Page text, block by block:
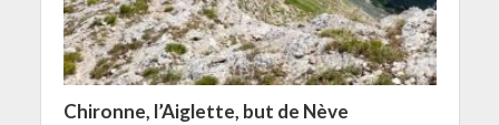
Chironne, l’Aiglette, but de Nève